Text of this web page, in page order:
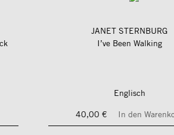
JANET STERNBURG
I’ve Been Walking
Englisch
40,00 €
In den